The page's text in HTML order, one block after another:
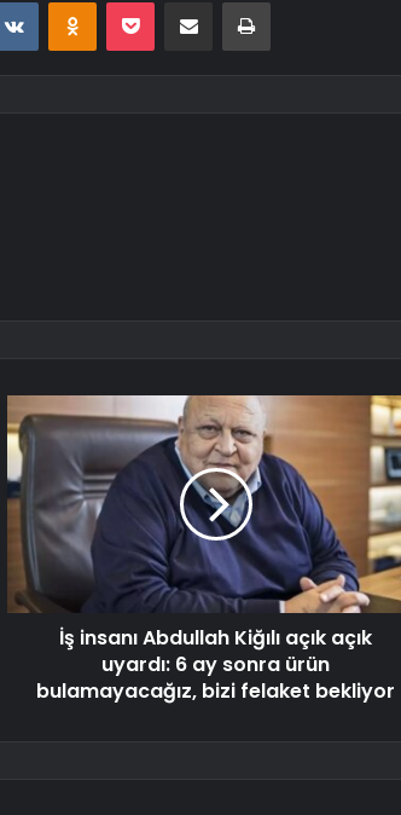
İş insanı Abdullah Kiğılı açık açık
uyardı: 6 ay sonra ürün
bulamayacağız, bizi felaket bekliyor